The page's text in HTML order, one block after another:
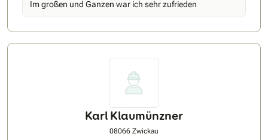
beraten. Buchen Sie ihre Beratung direkt hier beim VELUX
Beratungsservice: Bookings – – Outlook
Im großen und Ganzen war ich sehr zufrieden
Karl Klaumünzner
08066 Zwickau